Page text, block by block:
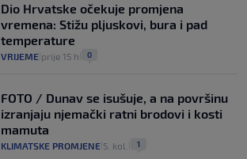
Dio Hrvatske očekuje promjena
vremena: Stižu pljuskovi, bura i pad
temperature
VRIJEME prije 15 h 0
FOTO / Dunav se isušuje, a na površinu
izranjaju njemački ratni brodovi i kosti
mamuta
KLIMATSKE PROMJENE 5. kol. 1